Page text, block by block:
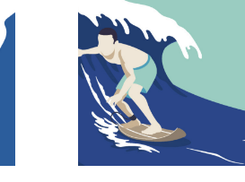
del
Digital:
il
Marketing
come
fondamento